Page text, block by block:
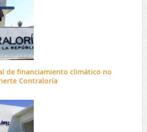
de financiamiento climático no
Contraloría